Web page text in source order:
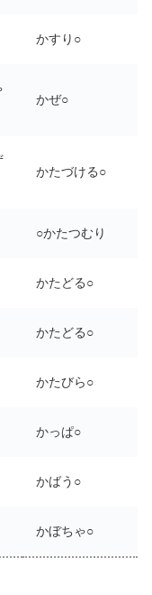
かすり○
かぜ○
かたづける○
○かたつむり
かたどる○
かたどる○
かたびら○
かっぱ○
かばう○
かぼちゃ○